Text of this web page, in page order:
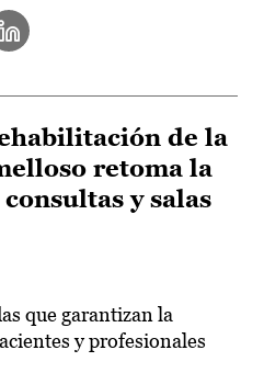
de la
retoma la
y salas
que garantizan la
y profesionales